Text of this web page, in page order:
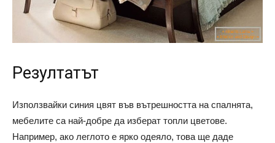
Резултатът
Използвайки синия цвят във вътрешността на спалнята,
мебелите са най-добре да изберат топли цветове.
Например, ако леглото е ярко одеяло, това ще даде